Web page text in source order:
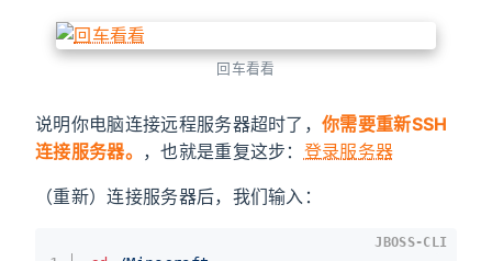
回车看看
说明你电脑连接远程服务器超时了，你需要重新SSH
连接服务器。 ，也就是重复这步： 登录服务器
（重新）连接服务器后，我们输入：
JBOSS-CLI